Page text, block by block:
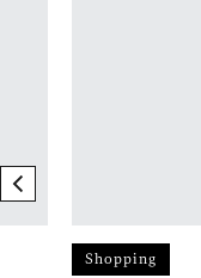
previous element
Shopping